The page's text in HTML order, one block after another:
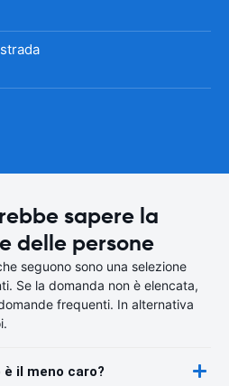
sapere la
delle persone
seguono sono una selezione
Se la domanda non è elencata,
frequenti. In alternativa
il meno caro?